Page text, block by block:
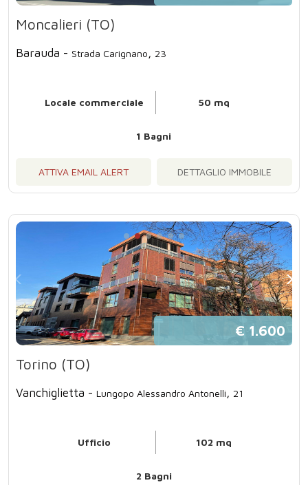
Moncalieri (TO)
Barauda - Strada Carignano, 23
Locale commerciale 50 mq
1 Bagni
ATTIVA EMAIL ALERT DETTAGLIO IMMOBILE
€ 1.600
Torino (TO)
Vanchiglietta -Lungopo Alessandro Antonelli, 21
Ufficio 102 mq
2 Bagni